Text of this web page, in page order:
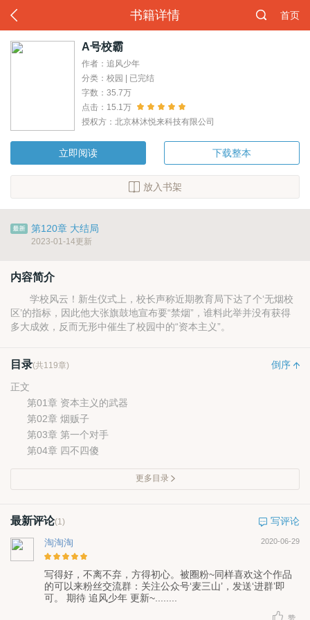
书籍详情 首页
A号校霸
作者：追风少年
分类：校园 | 已完结
字数：35.7万
点击：15.1万
授权方：北京林沐悦来科技有限公司
立即阅读 下载整本
放入书架
第120章 大结局
2023-01-14更新
内容简介
学校风云！新生仪式上，校长声称近期教育局下达了个‘无烟校
区’的指标，因此他大张旗鼓地宣布要“禁烟”，谁料此举并没有获得
多大成效，反而无形中催生了校园中的“资本主义”。
目录(共119章)
倒序
正文
第01章 资本主义的武器
第02章 烟贩子
第03章 第一个对手
第04章 四不四傻
更多目录
最新评论(1)
写评论
淘淘淘
2020-06-29
写得好，不离不弃，方得初心。被圈粉~同样喜欢这个作品
的可以来粉丝交流群：关注公众号‘麦三山’，发送‘进群’即
可。 期待 追风少年 更新~........
赞